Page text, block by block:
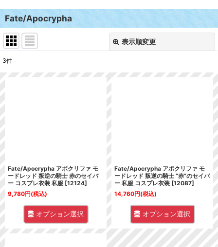
Fate/Apocrypha
表示順変更
3件
Fate/Apocrypha アポクリファ モ
ードレッド 叛逆の騎士 赤のセイバ
ー コスプレ衣装 私服 [12124]
9,780円(税込)
オプション選択
Fate/Apocrypha アポクリファ モ
ードレッド 叛逆の騎士 “赤”のセイバ
ー 私服 コスプレ衣装 [12087]
14,760円(税込)
オプション選択